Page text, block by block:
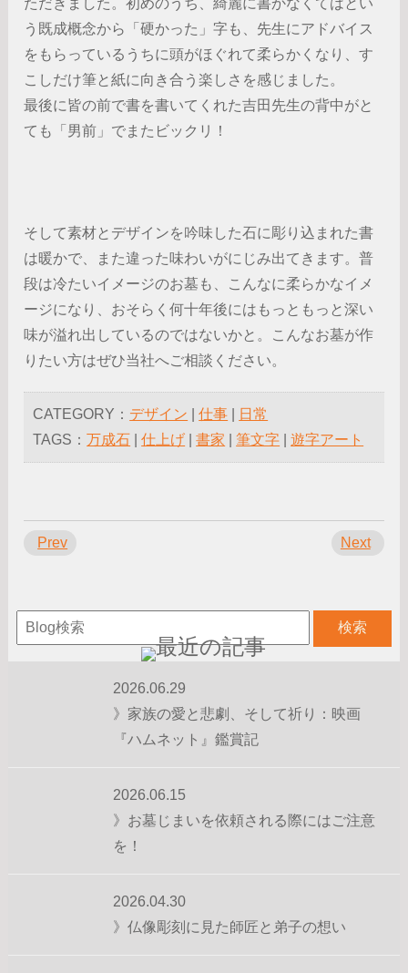
う既成概念から「硬かった」字も、先生にアドバイス
をもらっているうちに頭がほぐれて柔らかくなり、す
こしだけ筆と紙に向き合う楽しさを感じました。
最後に皆の前で書を書いてくれた吉田先生の背中がと
ても「男前」でまたビックリ！
そして素材とデザインを吟味した石に彫り込まれた書
は暖かで、また違った味わいがにじみ出てきます。普
段は冷たいイメージのお墓も、こんなに柔らかなイメ
ージになり、おそらく何十年後にはもっともっと深い
味が溢れ出しているのではないかと。こんなお墓が作
りたい方はぜひ当社へご相談ください。
CATEGORY： デザイン |仕事
日常
TAGS：万成石 |仕上げ |書家 |筆文字 |遊字アート
Prev Next
2026.06.29
》家族の愛と悲劇、そして祈り：映画
『ハムネット』鑑賞記
2026.06.15
》お墓じまいを依頼される際にはご注意
を！
2026.04.30
》仏像彫刻に見た師匠と弟子の想い